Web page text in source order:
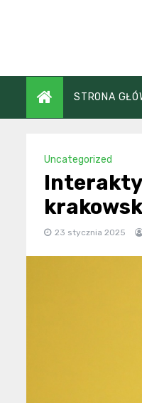
STRONA
Uncategorized
23 stycznia 2025